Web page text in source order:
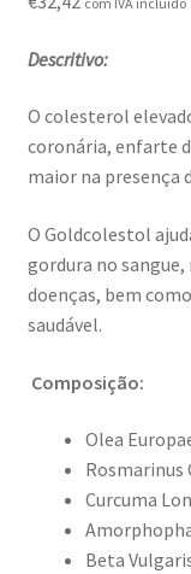
Novidades
Política de
Produtos
Sobre
Terminar compra
Descritivo:
O colesterol
coronária, enfarte
maior na presença
O Goldcolestol
gordura no
doenças, bem
saudável.
Composição:
Olea
Curcuma
Beta